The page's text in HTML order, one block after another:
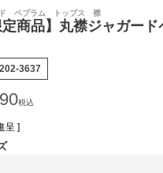
ド ペプラム トップス 襟
定商品】丸襟ジャガー
3637
税込
呈 ]